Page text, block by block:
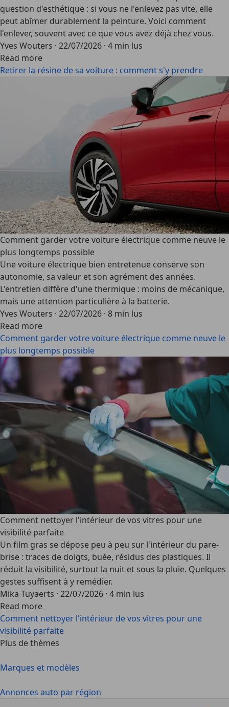
question d'esthétique : si vous ne l'enlevez pas vite, elle
peut abîmer durablement la peinture. Voici comment
l'enlever, souvent avec ce que vous avez déjà chez vous.
Yves Wouters · 22/07/2026 · 4 min lus
Read more
Retirer la résine de sa voiture : comment s'y prendre
Comment garder votre voiture électrique comme neuve le
plus longtemps possible
Une voiture électrique bien entretenue conserve son
autonomie, sa valeur et son agrément des années.
L'entretien diffère d'une thermique : moins de mécanique,
mais une attention particulière à la batterie.
Yves Wouters · 22/07/2026 · 8 min lus
Read more
Comment garder votre voiture électrique comme neuve le
plus longtemps possible
Comment nettoyer l'intérieur de vos vitres pour une
visibilité parfaite
Un film gras se dépose peu à peu sur l'intérieur du pare-
brise : traces de doigts, buée, résidus des plastiques. Il
réduit la visibilité, surtout la nuit et sous la pluie. Quelques
gestes suffisent à y remédier.
Mika Tuyaerts · 22/07/2026 · 4 min lus
Read more
Comment nettoyer l'intérieur de vos vitres pour une
visibilité parfaite
Plus de thèmes
Marques et modèles
Annonces auto par région